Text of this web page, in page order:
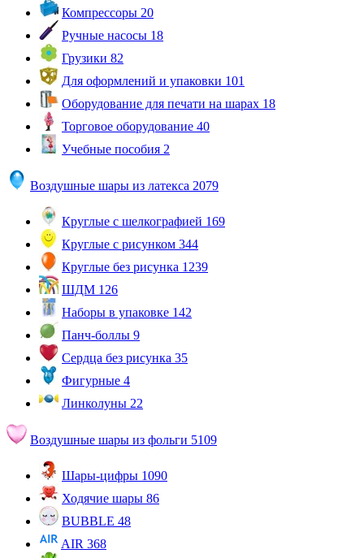
Компрессоры 20
Ручные насосы 18
Грузики 82
Для оформлений и упаковки 101
Оборудование для печати на шарах 18
Торговое оборудование 40
Учебные пособия 2
Воздушные шары из латекса 2079
Круглые с шелкографией 169
Круглые с рисунком 344
Круглые без рисунка 1239
ШДМ 126
Наборы в упаковке 142
Панч-боллы 9
Сердца без рисунка 35
Фигурные 4
Линколуны 22
Воздушные шары из фольги 5109
Шары-цифры 1090
Ходячие шары 86
BUBBLE 48
AIR 368